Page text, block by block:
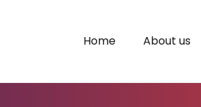
Home About us